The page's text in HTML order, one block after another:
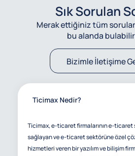
Sık Sorulan
Merak ettiğiniz tüm
bu alanda
Bizimle İletişime
Ticimax Nedir?
Ticimax, e-ticaret firmalarının e-ticaret
sağlayan ve e-ticaret sektörüne özel
hizmetleri veren bir yazılım ve bilişim